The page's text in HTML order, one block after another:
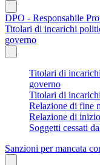
DPO - Responsabile
Titolari di incarichi
governo
Titolari di
governo
Titolari di
Relazione di fine
Relazione di
Soggetti cessati
Sanzioni per mancata